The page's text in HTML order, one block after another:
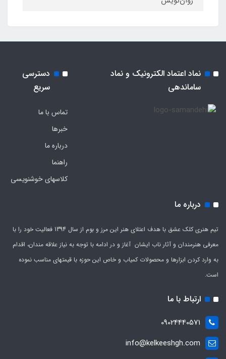
نماد اعتماد الکترونیک و نماد
ساماندهی
دسترسی
سریع
تماس با ما
خبرها
درباره ما
راهنما
کلاسهای خوشنویسی
درباره ما
تیم هنری کلک عشق با هدف اعتلای هنر این مرز و بوم از سال 1394 فعالیت خود را با
معرفی هنرمندان و آثار ناب ایشان آغاز و در ادامه با توجه به نیاز علاقه مندان، اقدام
به وارد کردن ابزارها و محصولات کمیاب و خاص این حوزه با قیمتهای مناسب نموده
است.
ارتباط با ما
09024440571
info@kelkeeshgh.com